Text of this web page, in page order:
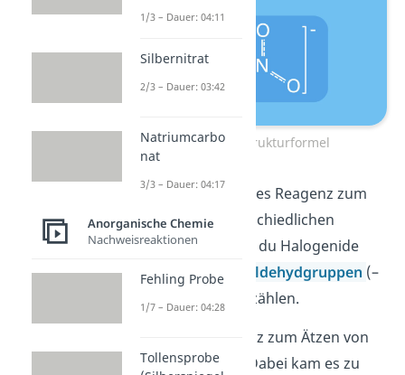
Silbernitrat Strukturformel
AgNO
ist ein wichtiges Reagenz zum
Nachweisvon unterschiedlichen
Stoffen. Dazu kannst du Halogenide
(Cl , Br ) oder auch Aldehydgruppen (–
CHO) und
zählen.
Früher wurde das Salz zum Ätzen von
Warzen verwendet. Dabei kam es zu
1/3 – Dauer: 04:11
Silbernitrat
2/3 – Dauer: 03:42
Natriumcarbo
nat
3/3 – Dauer: 04:17
Anorganische Chemie
Nachweisreaktionen
Fehling Probe
1/7 – Dauer: 04:28
Tollensprobe